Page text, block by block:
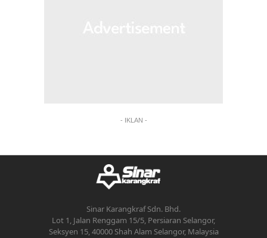
- IKLAN -
Sinar Karangkraf Sdn. Bhd.
Lot 1, Jalan Renggam 15/5, Persiaran Selangor,
Seksyen 15, 40000 Shah Alam Selangor, Malaysia